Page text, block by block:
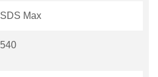
SDS Max
540